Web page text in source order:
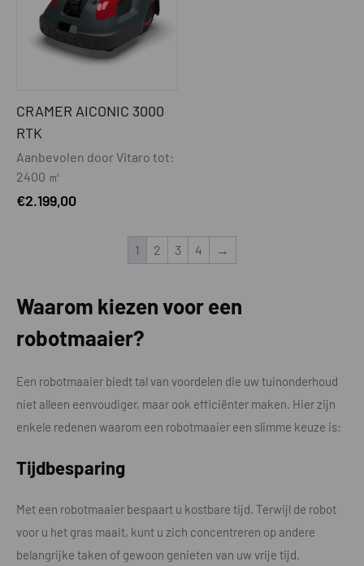
CRAMER AICONIC 3000
RTK
Aanbevolen door Vitaro tot:
2400 ㎡
€2.199,00
1 2 3 4 →
Waarom kiezen voor een
robotmaaier?
Een robotmaaier biedt tal van voordelen die uw tuinonderhoud
niet alleen eenvoudiger, maar ook efficiënter maken. Hier zijn
enkele redenen waarom een robotmaaier een slimme keuze is:
Tijdbesparing
Met een robotmaaier bespaart u kostbare tijd. Terwijl de robot
voor u het gras maait, kunt u zich concentreren op andere
belangrijke taken of gewoon genieten van uw vrije tijd.